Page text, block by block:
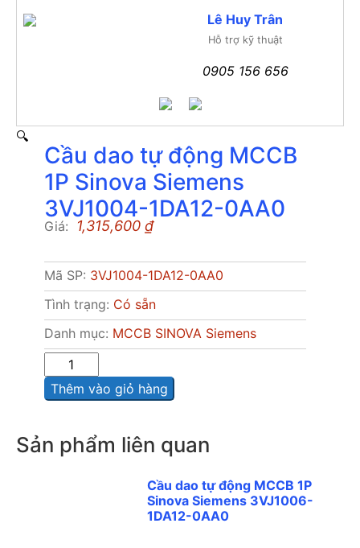
Lê Huy Trân
Hỗ trợ kỹ thuật
0905 156 656
🔍
Cầu dao tự động MCCB
1P Sinova Siemens
3VJ1004-1DA12-0AA0
Giá: 1,315,600 ₫
Mã SP: 3VJ1004-1DA12-0AA0
Tình trạng: Có sẵn
Danh mục: MCCB SINOVA Siemens
lượng
Thêm vào giỏ hàng
Sản phẩm liên quan
Cầu dao tự động MCCB 1P
Sinova Siemens 3VJ1006-
1DA12-0AA0